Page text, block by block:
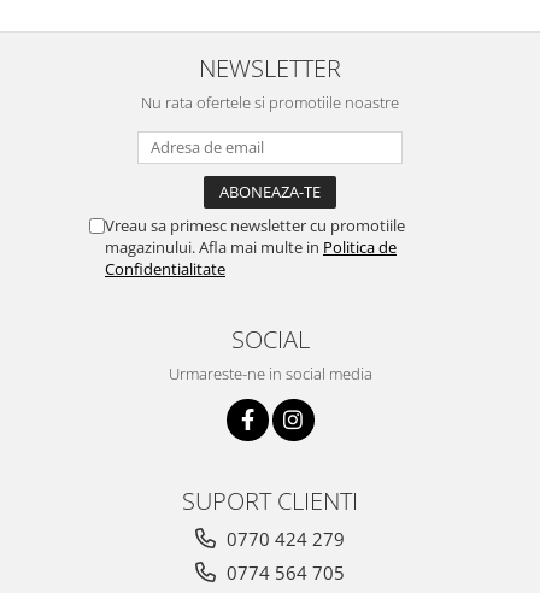
NEWSLETTER
Nu rata ofertele si promotiile noastre
Vreau sa primesc newsletter cu promotiile
magazinului. Afla mai multe in Politica de
Confidentialitate
SOCIAL
Urmareste-ne in social media
SUPORT CLIENTI
0770 424 279
0774 564 705